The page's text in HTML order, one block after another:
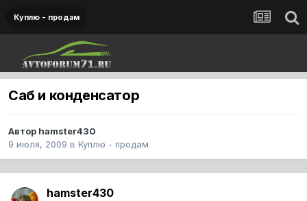
Куплю - продам
Саб и конденсатор
Автор hamster430
9 июля, 2009 в Куплю - продам
hamster430